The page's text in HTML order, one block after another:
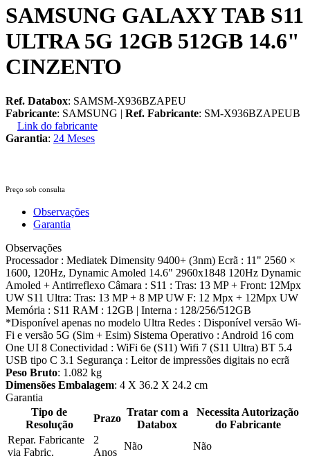
SAMSUNG GALAXY TAB S11
ULTRA 5G 12GB 512GB 14.6"
CINZENTO
Ref. Databox: SAMSM-X936BZAPEU
Fabricante: SAMSUNG | Ref. Fabricante: SM-X936BZAPEUB
Link do fabricante
Garantia: 24 Meses
Preço sob consulta
Observações
Garantia
Observações
Processador : Mediatek Dimensity 9400+ (3nm) Ecrã : 11" 2560 ×
1600, 120Hz, Dynamic Amoled 14.6" 2960x1848 120Hz Dynamic
Amoled + Antirreflexo Câmara : S11 : Tras: 13 MP + Front: 12Mpx
UW S11 Ultra: Tras: 13 MP + 8 MP UW F: 12 Mpx + 12Mpx UW
Memória : S11 RAM : 12GB | Interna : 128/256/512GB
*Disponível apenas no modelo Ultra Redes : Disponível versão Wi-
Fi e versão 5G (Sim + Esim) Sistema Operativo : Android 16 com
One UI 8 Conectividad : WiFi 6e (S11) Wifi 7 (S11 Ultra) BT 5.4
USB tipo C 3.1 Segurança : Leitor de impressões digitais no ecrã
Peso Bruto: 1.082 kg
Dimensões Embalagem: 4 X 36.2 X 24.2 cm
Garantia
Tipo de
Resolução
Prazo
Tratar com a
Databox
Necessita Autorização
do Fabricante
Repar. Fabricante
via Fabric.
2
Anos
Não Não